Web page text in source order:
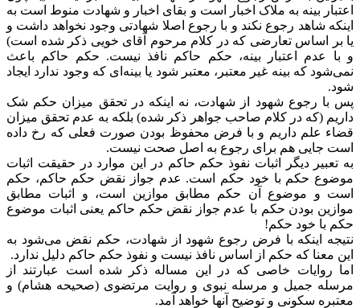
اعتبار بینه به ملاک اخبار است و بقای اخبار و شهادت منوط است به
اینکه شاهد رجوع نکند و با رجوع اصلا شهادتی وجود نخواهد داشت و
یا بر اساس تعارضی که در کلام مرحوم آقای خویی ذکر شده است)
و با عدم اعتبار بینه، حکم حاکم نافذ نیست. حکم حاکم باعث
نمی‌شود که بینه غیر معتبر، معتبر شود یا بینه‌ای که وجود ندارد ایجاد
شود.
پس با رجوع شهود از شهادت، نه اینکه در تحقق میزان حکم شک
داریم (که در کلام صاحب جواهر ذکر شده) بلکه به عدم تحقق میزان
قضاء علم داریم و با فرض محفوظ بودن صورت فعلی که رخ داده
است جایی هم برای رجوع به اصل صحت نیست.
به تعبیر دیگر اثبات نفوذ حکم حاکم در این موارد در حقیقت اثبات
موضوع حکم با خود حکم است. عدم جواز نقض حکم حاکم، حکم
است و موضوع آن حکم مطابق موازین است، و اثبات مطابق
موازین بودن حکم با عدم جواز نقض حکم حاکم یعنی اثبات موضوع
حکم با خود حکم!
نتیجه اینکه با فرض رجوع شهود از شهادت، حکم نقض می‌شود به
این معنا که حکم از اساس نافذ نیست و نفوذ حکم حاکم دلیل ندارد.
اما روایات خاصی که در این مساله ذکر شده است عبارتند از
مرسله جمیل و مرسله نبوی و روایت مرتضوی (صحیحه هشام) و
معتبره سکونی و توضیح آنها خواهد آمد.